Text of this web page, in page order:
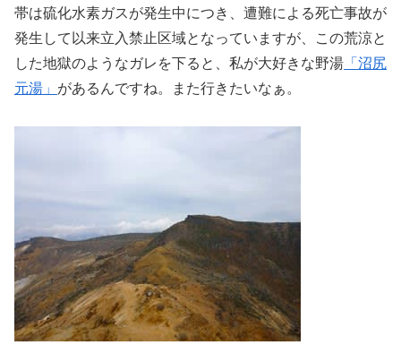
帯は硫化水素ガスが発生中につき、遭難による死亡事故が
発生して以来立入禁止区域となっていますが、この荒涼と
した地獄のようなガレを下ると、私が大好きな野湯 「沼尻
元湯」 があるんですね。また行きたいなぁ。